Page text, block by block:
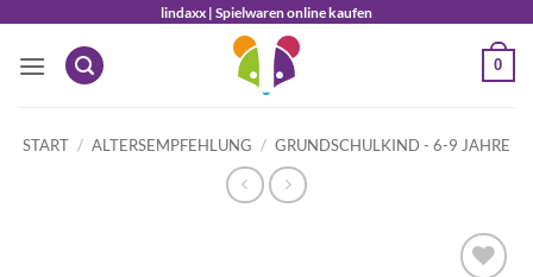
springen
lindaxx | Spielwaren online kaufen
0
START / ALTERSEMPFEHLUNG / GRUNDSCHULKIND - 6-9 JAHRE